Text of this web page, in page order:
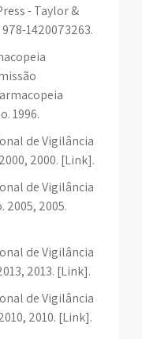
- Taylor &
978-1420073263.
1996.
de Vigilância
2000. [Link].
de Vigilância
2005, 2005.
de Vigilância
2013. [Link].
de Vigilância
2010. [Link].